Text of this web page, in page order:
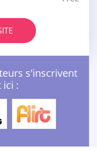
s'inscrivent
ici :